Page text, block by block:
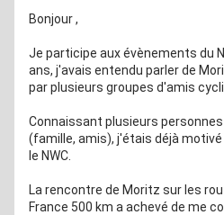
Bonjour ,
Je participe aux évènements du
ans, j'avais entendu parler de
par plusieurs groupes d'amis
Connaissant plusieurs
(famille, amis), j'étais déjà
le NWC.
La rencontre de Moritz sur les
France 500 km a achevé de me